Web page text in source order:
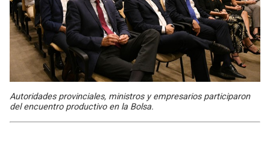
Autoridades provinciales, ministros y empresarios participaron
del encuentro productivo en la Bolsa.